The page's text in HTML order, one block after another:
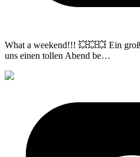
What a weekend!!! 💥💥💥 Ein
uns einen tollen Abend be…